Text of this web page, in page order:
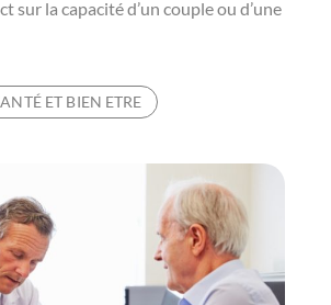
sur la capacité d’un couple ou d’une
ET BIEN ETRE